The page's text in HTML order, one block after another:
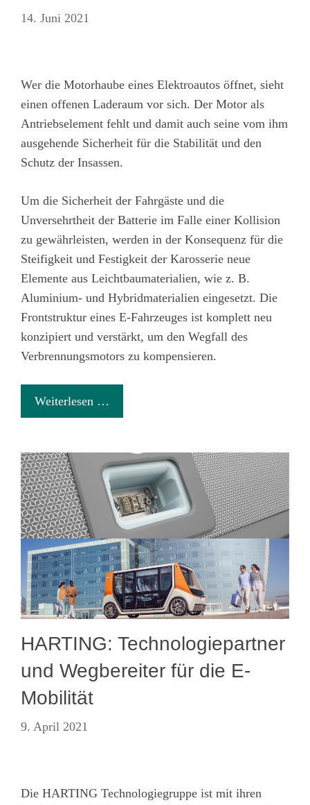
14. Juni 2021
Wer die Motorhaube eines Elektroautos öffnet, sieht
einen offenen Laderaum vor sich. Der Motor als
Antriebselement fehlt und damit auch seine vom ihm
ausgehende Sicherheit für die Stabilität und den
Schutz der Insassen.
Um die Sicherheit der Fahrgäste und die
Unversehrtheit der Batterie im Falle einer Kollision
zu gewährleisten, werden in der Konsequenz für die
Steifigkeit und Festigkeit der Karosserie neue
Elemente aus Leichtbaumaterialien, wie z. B.
Aluminium- und Hybridmaterialien eingesetzt. Die
Frontstruktur eines E-Fahrzeuges ist komplett neu
konzipiert und verstärkt, um den Wegfall des
Verbrennungsmotors zu kompensieren.
Weiterlesen …
HARTING: Technologiepartner
und Wegbereiter für die E-
Mobilität
9. April 2021
Die HARTING Technologiegruppe ist mit ihren